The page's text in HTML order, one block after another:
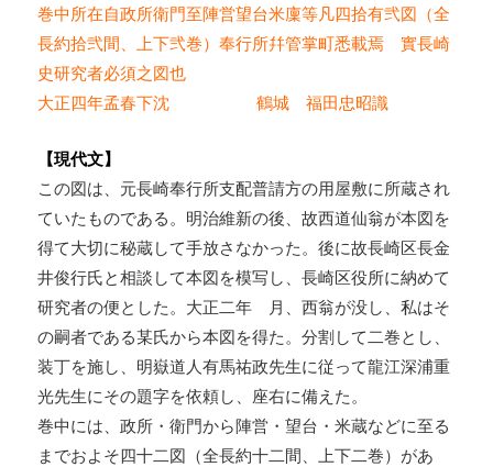
巻中所在自政所衛門至陣営望台米廩等凡四拾有弐図（全
長約拾弐間、上下弐巻）奉行所幷管掌町悉載焉 實長崎
史研究者必須之図也
大正四年孟春下沈 鶴城 福田忠昭識
【現代文】
この図は、元長崎奉行所支配普請方の用屋敷に所蔵され
ていたものである。明治維新の後、故西道仙翁が本図を
得て大切に秘蔵して手放さなかった。後に故長崎区長金
井俊行氏と相談して本図を模写し、長崎区役所に納めて
研究者の便とした。大正二年 月、西翁が没し、私はそ
の嗣者である某氏から本図を得た。分割して二巻とし、
装丁を施し、明嶽道人有馬祐政先生に従って龍江深浦重
光先生にその題字を依頼し、座右に備えた。
巻中には、政所・衛門から陣営・望台・米蔵などに至る
までおよそ四十二図（全長約十二間、上下二巻）があ